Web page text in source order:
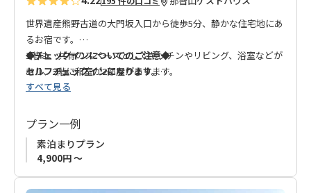
世界遺産熊野古道の大門坂入口から徒歩5分、静かな住宅地にあ
るお宿です。
1階は、共有のスペースとしてキッチンやリビング、浴室などが
あり、2階に和室が2部屋があります。
素泊まりの為食事は付いていませんが、インスタント食品など
ご希望の方にはスーパーや飲食店まで送迎も可能です。
那智山周辺の散策に大変便利な場所です。ゆっくりとおくつろ
ぎ下さい。
◆チェックインについてのご注意◆
セルフチェックインになります。
入館方法はご予約・決済完了後お知らせいたします。
すべて見る
プラン一例
素泊まりプラン
4,900円 ～